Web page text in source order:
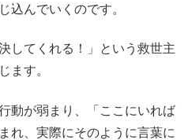
込んでいくのです。
してくれる！」という救世主
ます。
動が弱まり、「ここにいれば
れ、実際にそのように言葉に